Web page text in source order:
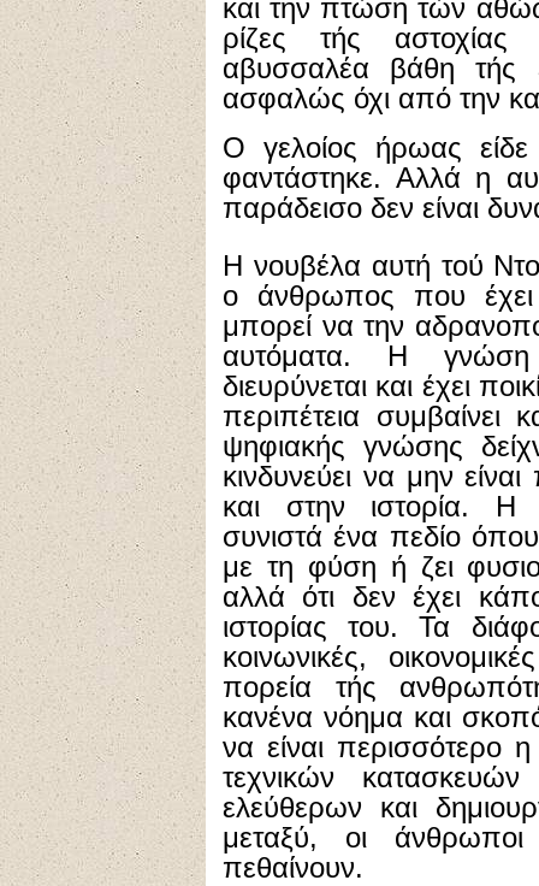
και την πτώση τών
ρίζες τής
αβυσσαλέα βάθη τής
ασφαλώς όχι από την
Ο γελοίος ήρωας
φαντάστηκε. Αλλά η
παράδεισο δεν είναι
Η νουβέλα αυτή τού
ο άνθρωπος που
μπορεί να την
αυτόματα. Η γνώση
διευρύνεται και έχει
περιπέτεια συμβαίνει
ψηφιακής γνώσης
κινδυνεύει να μην
και στην ιστορία. Η
συνιστά ένα πεδίο
με τη φύση ή ζει
αλλά ότι δεν έχει
ιστορίας του. Τα
κοινωνικές,
πορεία τής
κανένα νόημα και
να είναι περισσότερο
τεχνικών
ελεύθερων και
μεταξύ, οι
πεθαίνουν.